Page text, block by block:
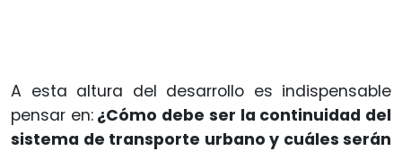
A esta altura del desarrollo es indispensable
pensar en:¿Cómo debe ser la continuidad del
sistema de transporte urbano y cuáles serán